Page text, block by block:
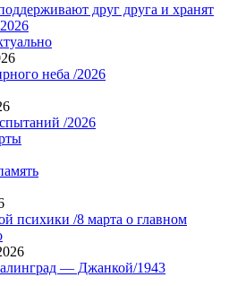
друг друга и хранят
неба /2026
/2026
психики /8 марта о главном
— Джанкой/1943